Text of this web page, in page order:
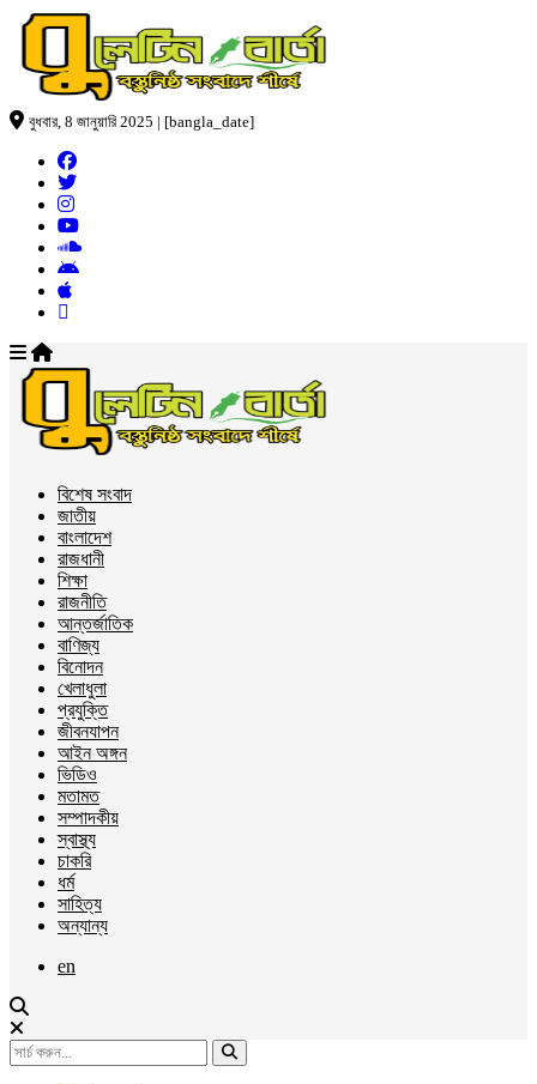
বুধবার, 8 জানুয়ারি 2025 | [bangla_date]
বিশেষ সংবাদ
জাতীয়
বাংলাদেশ
রাজধানী
শিক্ষা
রাজনীতি
আন্তর্জাতিক
বাণিজ্য
বিনোদন
খেলাধুলা
প্রযুক্তি
জীবনযাপন
আইন অঙ্গন
ভিডিও
মতামত
সম্পাদকীয়
স্বাস্থ্য
চাকরি
ধর্ম
সাহিত্য
অন্যান্য
en